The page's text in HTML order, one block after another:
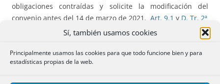
Sí, también usamos cookies
Principalmente usamos las cookies para que todo funcione bien y para
estadísticas propias de la web.
obligaciones contraídas y solicite la modificación del
convenio antes del 14 de marzo de 2021. Art. 9.1 y D. Tr. 2ª
del convenio y acuerdo
extrajudicial de pagos, hasta el 14 de marzo de 2021 (art.
8). Ver también laD. Tr. 2ª